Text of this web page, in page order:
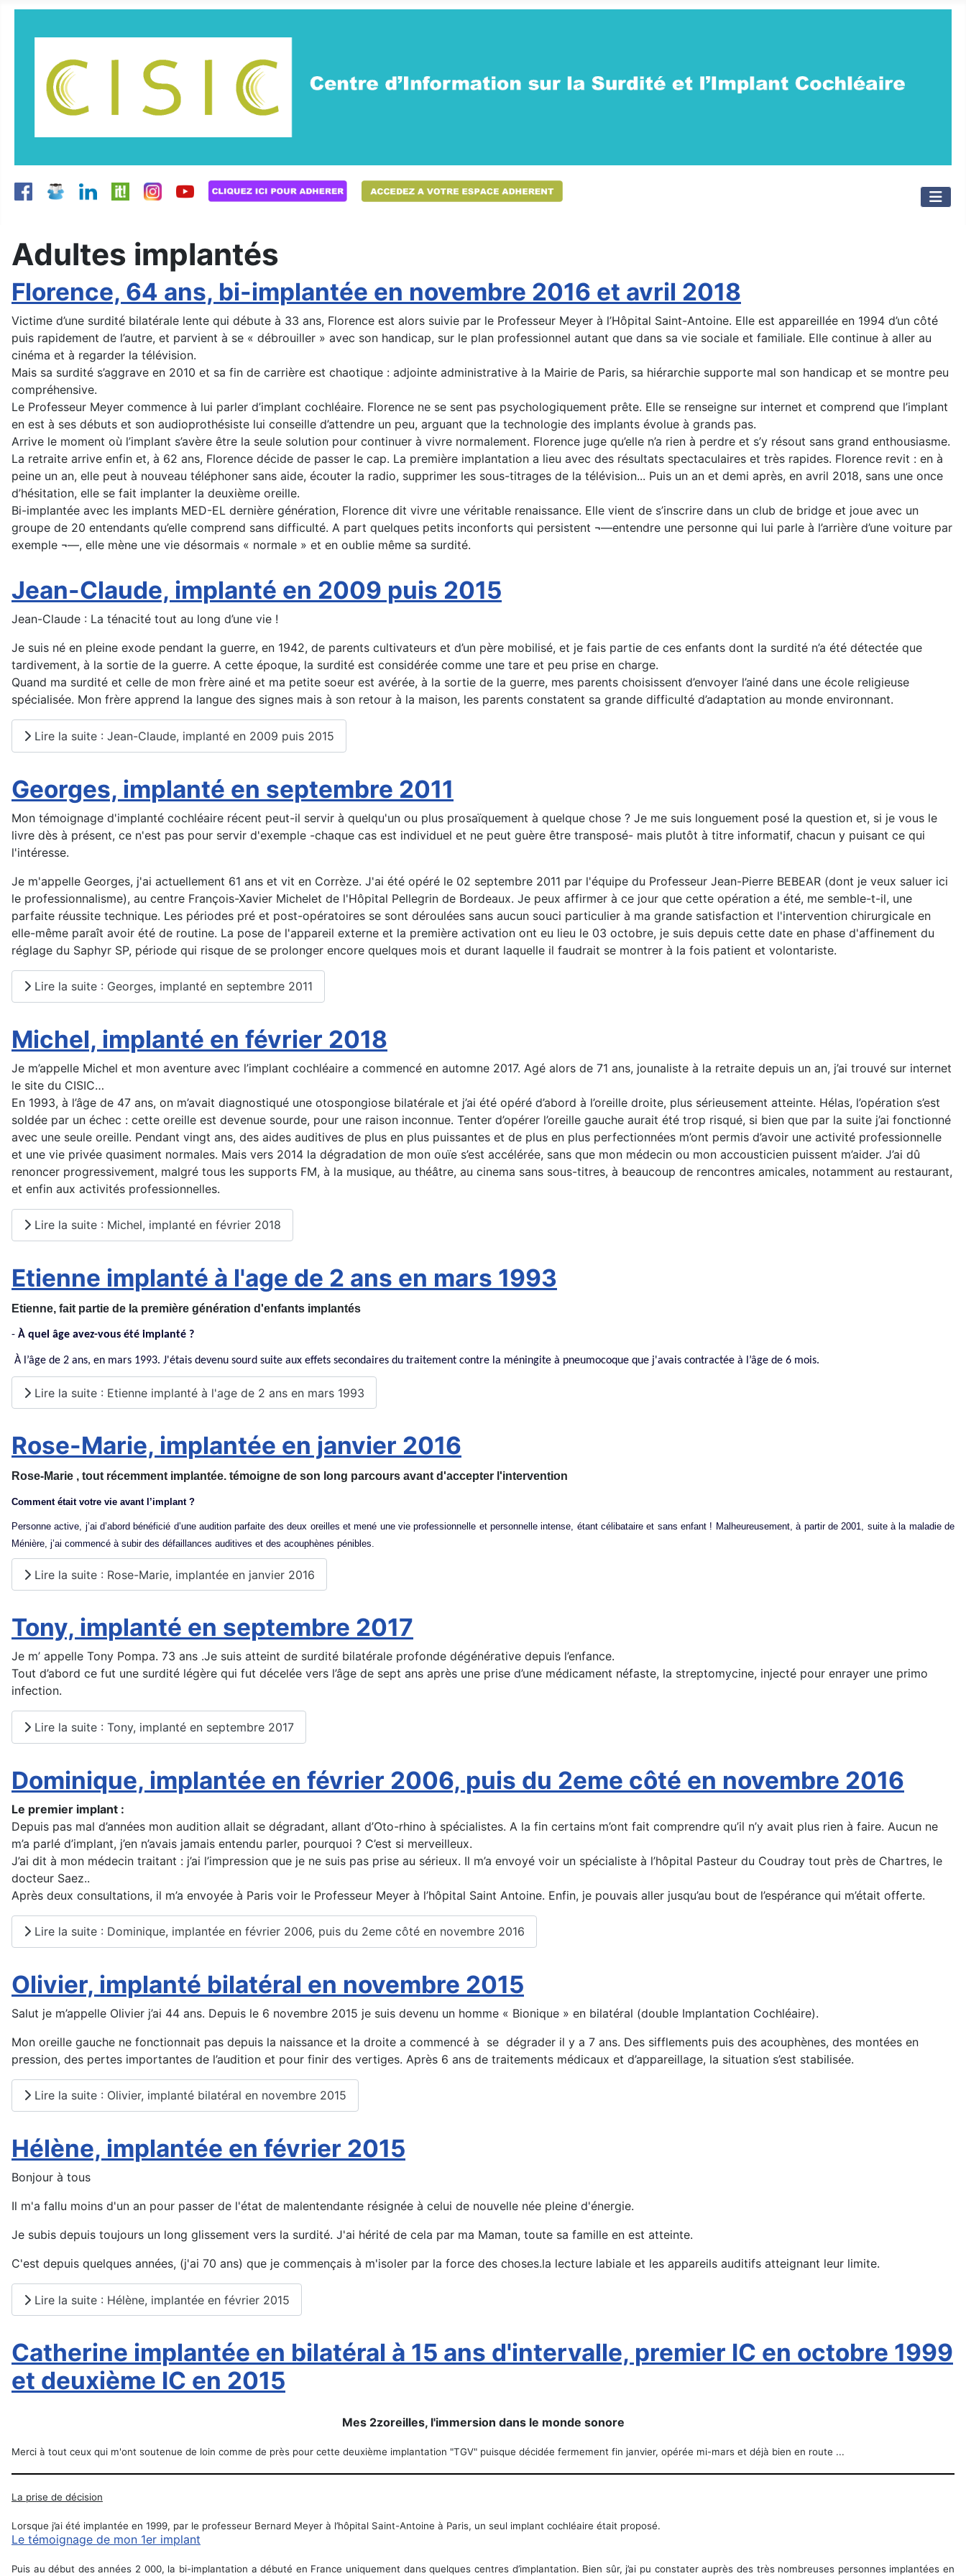
Adultes implantés
Florence, 64 ans, bi-implantée en novembre 2016 et avril 2018
Victime d’une surdité bilatérale lente qui débute à 33 ans, Florence est alors suivie par le Professeur Meyer à l’Hôpital Saint-Antoine. Elle est appareillée en 1994 d’un côté
puis rapidement de l’autre, et parvient à se « débrouiller » avec son handicap, sur le plan professionnel autant que dans sa vie sociale et familiale. Elle continue à aller au
cinéma et à regarder la télévision.
Mais sa surdité s’aggrave en 2010 et sa fin de carrière est chaotique : adjointe administrative à la Mairie de Paris, sa hiérarchie supporte mal son handicap et se montre peu
compréhensive.
Le Professeur Meyer commence à lui parler d’implant cochléaire. Florence ne se sent pas psychologiquement prête. Elle se renseigne sur internet et comprend que l’implant
en est à ses débuts et son audioprothésiste lui conseille d’attendre un peu, arguant que la technologie des implants évolue à grands pas.
Arrive le moment où l’implant s’avère être la seule solution pour continuer à vivre normalement. Florence juge qu’elle n’a rien à perdre et s’y résout sans grand enthousiasme.
La retraite arrive enfin et, à 62 ans, Florence décide de passer le cap. La première implantation a lieu avec des résultats spectaculaires et très rapides. Florence revit : en à
peine un an, elle peut à nouveau téléphoner sans aide, écouter la radio, supprimer les sous-titrages de la télévision... Puis un an et demi après, en avril 2018, sans une once
d’hésitation, elle se fait implanter la deuxième oreille.
Bi-implantée avec les implants MED-EL dernière génération, Florence dit vivre une véritable renaissance. Elle vient de s’inscrire dans un club de bridge et joue avec un
groupe de 20 entendants qu’elle comprend sans difficulté. A part quelques petits inconforts qui persistent ¬—entendre une personne qui lui parle à l’arrière d’une voiture par
exemple ¬—, elle mène une vie désormais « normale » et en oublie même sa surdité.
Jean-Claude, implanté en 2009 puis 2015
Jean-Claude : La ténacité tout au long d’une vie !
Je suis né en pleine exode pendant la guerre, en 1942, de parents cultivateurs et d’un père mobilisé, et je fais partie de ces enfants dont la surdité n’a été détectée que
tardivement, à la sortie de la guerre. A cette époque, la surdité est considérée comme une tare et peu prise en charge.
Quand ma surdité et celle de mon frère ainé et ma petite soeur est avérée, à la sortie de la guerre, mes parents choisissent d’envoyer l’ainé dans une école religieuse
spécialisée. Mon frère apprend la langue des signes mais à son retour à la maison, les parents constatent sa grande difficulté d’adaptation au monde environnant.
Lire la suite : Jean-Claude, implanté en 2009 puis 2015
Georges, implanté en septembre 2011
Mon témoignage d'implanté cochléaire récent peut-il servir à quelqu'un ou plus prosaïquement à quelque chose ? Je me suis longuement posé la question et, si je vous le
livre dès à présent, ce n'est pas pour servir d'exemple -chaque cas est individuel et ne peut guère être transposé- mais plutôt à titre informatif, chacun y puisant ce qui
l'intéresse.
Je m'appelle Georges, j'ai actuellement 61 ans et vit en Corrèze. J'ai été opéré le 02 septembre 2011 par l'équipe du Professeur Jean-Pierre BEBEAR (dont je veux saluer ici
le professionnalisme), au centre François-Xavier Michelet de l'Hôpital Pellegrin de Bordeaux. Je peux affirmer à ce jour que cette opération a été, me semble-t-il, une
parfaite réussite technique. Les périodes pré et post-opératoires se sont déroulées sans aucun souci particulier à ma grande satisfaction et l'intervention chirurgicale en
elle-même paraît avoir été de routine. La pose de l'appareil externe et la première activation ont eu lieu le 03 octobre, je suis depuis cette date en phase d'affinement du
réglage du Saphyr SP, période qui risque de se prolonger encore quelques mois et durant laquelle il faudrait se montrer à la fois patient et volontariste.
Lire la suite : Georges, implanté en septembre 2011
Michel, implanté en février 2018
Je m’appelle Michel et mon aventure avec l’implant cochléaire a commencé en automne 2017. Agé alors de 71 ans, jounaliste à la retraite depuis un an, j’ai trouvé sur internet
le site du CISIC…
En 1993, à l’âge de 47 ans, on m’avait diagnostiqué une otospongiose bilatérale et j’ai été opéré d’abord à l’oreille droite, plus sérieusement atteinte. Hélas, l’opération s’est
soldée par un échec : cette oreille est devenue sourde, pour une raison inconnue. Tenter d’opérer l’oreille gauche aurait été trop risqué, si bien que par la suite j’ai fonctionné
avec une seule oreille. Pendant vingt ans, des aides auditives de plus en plus puissantes et de plus en plus perfectionnées m’ont permis d’avoir une activité professionnelle
et une vie privée quasiment normales. Mais vers 2014 la dégradation de mon ouïe s’est accélérée, sans que mon médecin ou mon accousticien puissent m’aider. J’ai dû
renoncer progressivement, malgré tous les supports FM, à la musique, au théâtre, au cinema sans sous-titres, à beaucoup de rencontres amicales, notamment au restaurant,
et enfin aux activités professionnelles.
Lire la suite : Michel, implanté en février 2018
Etienne implanté à l'age de 2 ans en mars 1993
Etienne, fait partie de la première génération d'enfants implantés
- À quel âge avez-vous été implanté ?
À l’âge de 2 ans, en mars 1993. J'étais devenu sourd suite aux effets secondaires du traitement contre la méningite à pneumocoque que j'avais contractée à l’âge de 6 mois.
Lire la suite : Etienne implanté à l'age de 2 ans en mars 1993
Rose-Marie, implantée en janvier 2016
Rose-Marie , tout récemment implantée. témoigne de son long parcours avant d'accepter l'intervention
Comment était votre vie avant l’implant ?
Personne active, j’ai d’abord bénéficié d’une audition parfaite des deux oreilles et mené une vie professionnelle et personnelle intense, étant célibataire et sans enfant ! Malheureusement, à partir de 2001, suite à la maladie de
Ménière, j’ai commencé à subir des défaillances auditives et des acouphènes pénibles.
Lire la suite : Rose-Marie, implantée en janvier 2016
Tony, implanté en septembre 2017
Je m’ appelle Tony Pompa. 73 ans .Je suis atteint de surdité bilatérale profonde dégénérative depuis l’enfance.
Tout d’abord ce fut une surdité légère qui fut décelée vers l’âge de sept ans après une prise d’une médicament néfaste, la streptomycine, injecté pour enrayer une primo
infection.
Lire la suite : Tony, implanté en septembre 2017
Dominique, implantée en février 2006, puis du 2eme côté en novembre 2016
Le premier implant :
Depuis pas mal d’années mon audition allait se dégradant, allant d’Oto-rhino à spécialistes. A la fin certains m’ont fait comprendre qu’il n’y avait plus rien à faire. Aucun ne
m’a parlé d’implant, j’en n’avais jamais entendu parler, pourquoi ? C’est si merveilleux.
J’ai dit à mon médecin traitant : j’ai l’impression que je ne suis pas prise au sérieux. Il m’a envoyé voir un spécialiste à l’hôpital Pasteur du Coudray tout près de Chartres, le
docteur Saez..
Après deux consultations, il m’a envoyée à Paris voir le Professeur Meyer à l’hôpital Saint Antoine. Enfin, je pouvais aller jusqu’au bout de l’espérance qui m’était offerte.
Lire la suite : Dominique, implantée en février 2006, puis du 2eme côté en novembre 2016
Olivier, implanté bilatéral en novembre 2015
Salut je m’appelle Olivier j’ai 44 ans. Depuis le 6 novembre 2015 je suis devenu un homme « Bionique » en bilatéral (double Implantation Cochléaire).
Mon oreille gauche ne fonctionnait pas depuis la naissance et la droite a commencé à se dégrader il y a 7 ans. Des sifflements puis des acouphènes, des montées en
pression, des pertes importantes de l’audition et pour finir des vertiges. Après 6 ans de traitements médicaux et d’appareillage, la situation s’est stabilisée.
Lire la suite : Olivier, implanté bilatéral en novembre 2015
Hélène, implantée en février 2015
Bonjour à tous
Il m'a fallu moins d'un an pour passer de l'état de malentendante résignée à celui de nouvelle née pleine d'énergie.
Je subis depuis toujours un long glissement vers la surdité. J'ai hérité de cela par ma Maman, toute sa famille en est atteinte.
C'est depuis quelques années, (j'ai 70 ans) que je commençais à m'isoler par la force des choses.la lecture labiale et les appareils auditifs atteignant leur limite.
Lire la suite : Hélène, implantée en février 2015
Catherine implantée en bilatéral à 15 ans d'intervalle, premier IC en octobre 1999
et deuxième IC en 2015
Mes 2zoreilles, l'immersion dans le monde sonore
Merci à tout ceux qui m'ont soutenue de loin comme de près pour cette deuxième implantation "TGV" puisque décidée fermement fin janvier, opérée mi-mars et déjà bien en route ...
La prise de décision
Lorsque j’ai été implantée en 1999, par le professeur Bernard Meyer à l’hôpital Saint-Antoine à Paris, un seul implant cochléaire était proposé.
Le témoignage de mon 1er implant
Puis au début des années 2 000, la bi-implantation a débuté en France uniquement dans quelques centres d’implantation. Bien sûr, j’ai pu constater auprès des très nombreuses personnes implantées en